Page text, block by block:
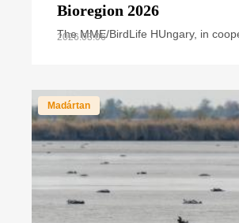
Bioregion 2026
The MME/BirdLife HUngary, in
2026.03.06
Madártan